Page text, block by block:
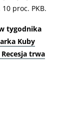
proc. PKB.
tygodnika
Kuby
trwa